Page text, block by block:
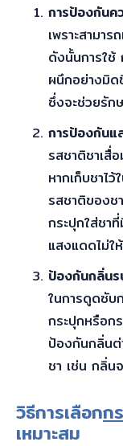
การป้องกันค
เพราะสามาร
ดังนั้นการใช้
ผนึกอย่างมิด
ซึ่งจะช่วยรัก
การป้องกัน
รสชาติชาเสื่
หากเก็บชาไ
รสชาติของช
กระปุกใส่ชา
แสงแดดไม่ใ
ป้องกันกลิ่น
ในการดูดซับ
กระปุกหรือก
ป้องกันกลิ่น
ชา เช่น กลิ่น
วิธีการเลือกก
เหมาะสม